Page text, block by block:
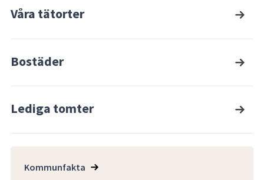
Våra tätorter
Bostäder
Lediga tomter
Kommunfakta